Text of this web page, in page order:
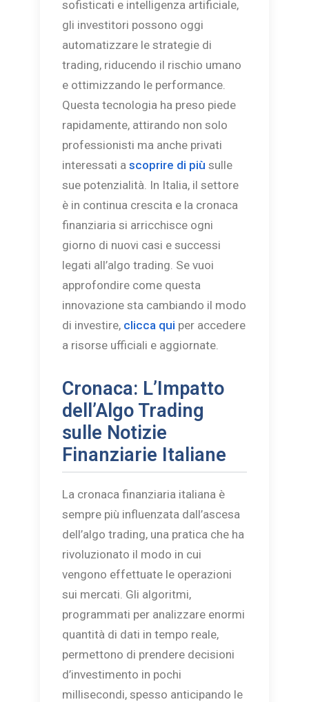
sofisticati e intelligenza artificiale,
gli investitori possono oggi
automatizzare le strategie di
trading, riducendo il rischio umano
e ottimizzando le performance.
Questa tecnologia ha preso piede
rapidamente, attirando non solo
professionisti ma anche privati
interessati a scoprire di più sulle
sue potenzialità. In Italia, il settore
è in continua crescita e la cronaca
finanziaria si arricchisce ogni
giorno di nuovi casi e successi
legati all’algo trading. Se vuoi
approfondire come questa
innovazione sta cambiando il modo
di investire, clicca qui per accedere
a risorse ufficiali e aggiornate.
Cronaca: L’Impatto
dell’Algo Trading
sulle Notizie
Finanziarie Italiane
La cronaca finanziaria italiana è
sempre più influenzata dall’ascesa
dell’algo trading, una pratica che ha
rivoluzionato il modo in cui
vengono effettuate le operazioni
sui mercati. Gli algoritmi,
programmati per analizzare enormi
quantità di dati in tempo reale,
permettono di prendere decisioni
d’investimento in pochi
millisecondi, spesso anticipando le